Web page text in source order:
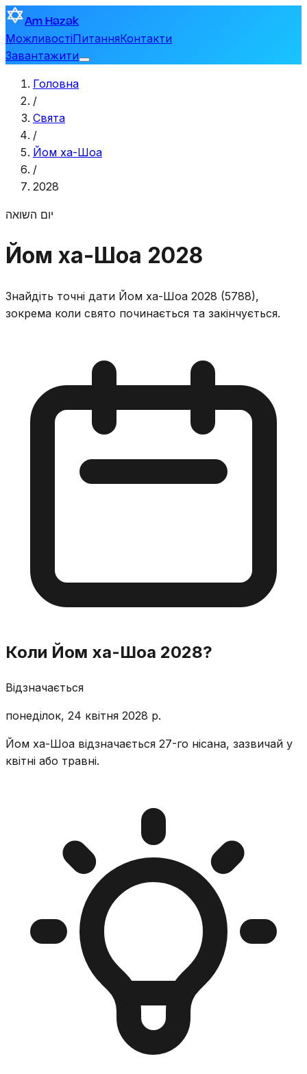
Am Hazak
МожливостіПитанняКонтакти
Завантажити
Головна
/
Свята
/
Йом ха-Шоа
/
2028
יום השואה
Йом ха-Шоа 2028
Знайдіть точні дати Йом ха-Шоа 2028 (5788),
зокрема коли свято починається та закінчується.
Коли Йом ха-Шоа 2028?
Відзначається
понеділок, 24 квітня 2028 р.
Йом ха-Шоа відзначається 27-го нісана, зазвичай у
квітні або травні.